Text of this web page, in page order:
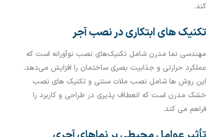
کند.
تکنیک های ابتکاری در نصب آجر
مهندسی نما مدرن شامل تکنیک‌های نصب نوآورانه است که
عملکرد حرارتی و جذابیت بصری ساختمان را افزایش می‌دهد.
این روش ها شامل نصب ملات سنتی و تکنیک های نصب
خشک مدرن است که انعطاف پذیری در طراحی و کاربرد را
فراهم می کند.